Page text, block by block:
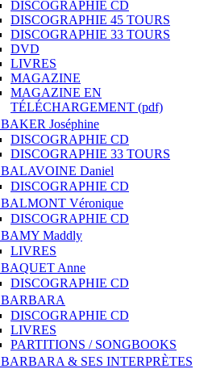
DISCOGRAPHIE CD
DISCOGRAPHIE 45 TOURS
DISCOGRAPHIE 33 TOURS
DVD
LIVRES
MAGAZINE
MAGAZINE EN
TÉLÉCHARGEMENT (pdf)
BAKER Joséphine
DISCOGRAPHIE CD
DISCOGRAPHIE 33 TOURS
BALAVOINE Daniel
DISCOGRAPHIE CD
BALMONT Véronique
DISCOGRAPHIE CD
BAMY Maddly
LIVRES
BAQUET Anne
DISCOGRAPHIE CD
BARBARA
DISCOGRAPHIE CD
LIVRES
PARTITIONS / SONGBOOKS
BARBARA & SES INTERPRÈTES